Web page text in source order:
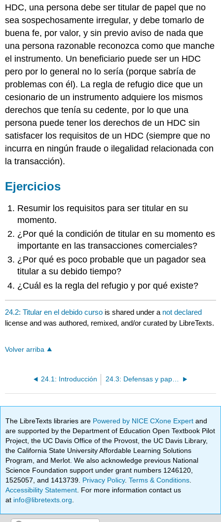
HDC, una persona debe ser titular de papel que no
sea sospechosamente irregular, y debe tomarlo de
buena fe, por valor, y sin previo aviso de nada que
una persona razonable reconozca como que manche
el instrumento. Un beneficiario puede ser un HDC
pero por lo general no lo sería (porque sabría de
problemas con él). La regla de refugio dice que un
cesionario de un instrumento adquiere los mismos
derechos que tenía su cedente, por lo que una
persona puede tener los derechos de un HDC sin
satisfacer los requisitos de un HDC (siempre que no
incurra en ningún fraude o ilegalidad relacionada con
la transacción).
Ejercicios
Resumir los requisitos para ser titular en su
momento.
¿Por qué la condición de titular en su momento es
importante en las transacciones comerciales?
¿Por qué es poco probable que un pagador sea
titular a su debido tiempo?
¿Cuál es la regla del refugio y por qué existe?
24.2: Titular en el debido curso is shared under a not declared
license and was authored, remixed, and/or curated by LibreTexts.
Volver arriba
24.1: Introducción 24.3: Defensas y papel en las transacciones de consumo
The LibreTexts libraries are Powered by NICE CXone Expertand
are supported by the Department of Education Open Textbook Pilot
Project, the UC Davis Office of the Provost, the UC Davis Library,
the California State University Affordable Learning Solutions
Program, and Merlot. We also acknowledge previous National
Science Foundation support under grant numbers 1246120,
1525057, and 1413739. Privacy Policy.Terms & Conditions
Accessibility Statement . For more information contact us
at info@libretexts.org